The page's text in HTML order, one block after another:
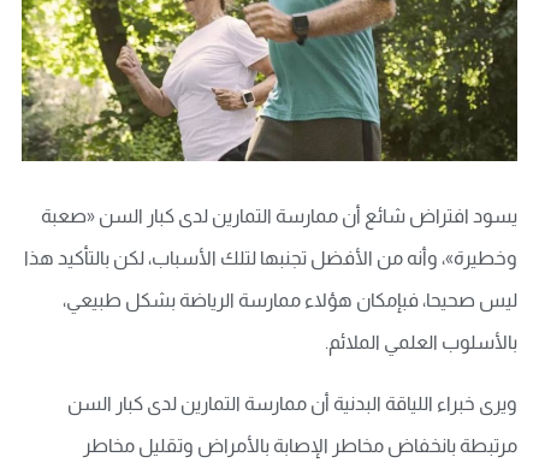
يسود افتراض شائع أن ممارسة التمارين لدى كبار السن «صعبة
وخطيرة»، وأنه من الأفضل تجنبها لتلك الأسباب، لكن بالتأكيد هذا
ليس صحيحا، فبإمكان هؤلاء ممارسة الرياضة بشكل طبيعي،
بالأسلوب العلمي الملائم.
ويرى خبراء اللياقة البدنية أن ممارسة التمارين لدى كبار السن
مرتبطة بانخفاض مخاطر الإصابة بالأمراض وتقليل مخاطر